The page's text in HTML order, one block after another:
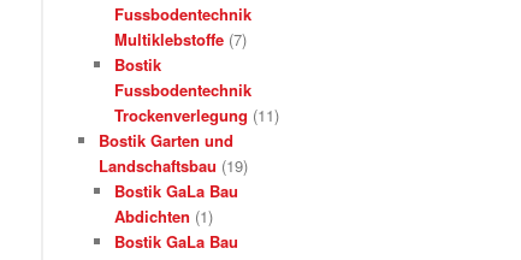
Fussbodentechnik
Multiklebstoffe (7)
Bostik
Fussbodentechnik
Trockenverlegung (11)
Bostik Garten und
Landschaftsbau (19)
Bostik GaLa Bau
Abdichten (1)
Bostik GaLa Bau